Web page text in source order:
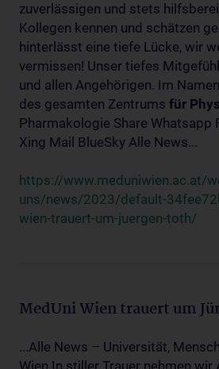
zuverlässigen und stets
Kollegen kennen und schätzen
hinterlässt eine tiefe Lücke, wir
vermissen! Unser tiefes
und allen Angehörigen. Im
des gesamten Zentrums für
Pharmakologie Share Whatsapp
Xing Mail BlueSky Alle News...
https://www.meduniwien.ac.at/
uns/news/2023/default-
wien-trauert-um-juergen-toth/
MedUni Wien trauert um
...Alle News – Universität,
Wien In stiller Trauer nehmen wir